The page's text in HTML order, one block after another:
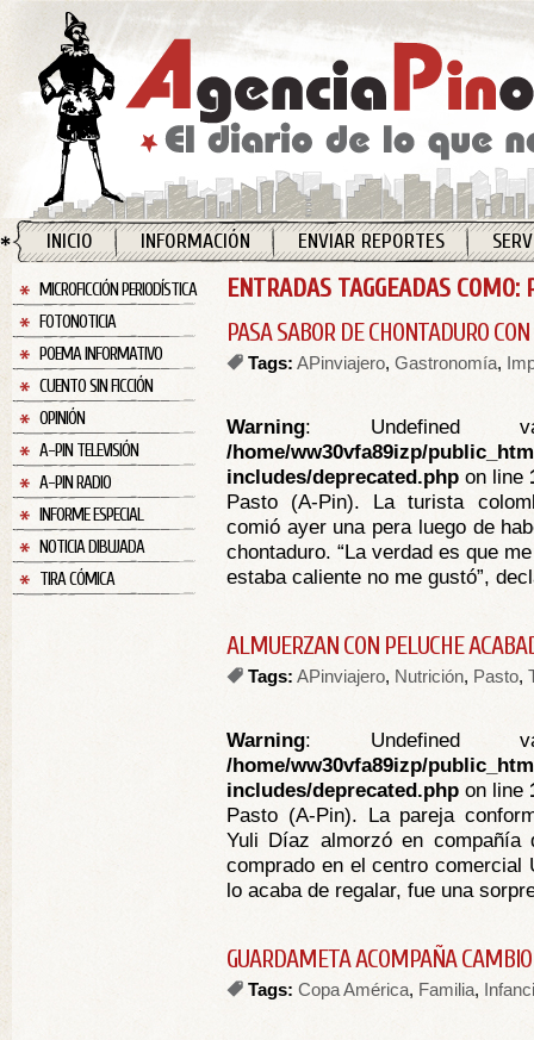
INICIO INFORMACIÓN ENVIAR REPORTES
MICROFICCIÓN PERIODÍSTICA
FOTONOTICIA
POEMA INFORMATIVO
CUENTO SIN FICCIÓN
OPINIÓN
A-PIN TELEVISIÓN
A-PIN RADIO
INFORME ESPECIAL
NOTICIA DIBUJADA
TIRA CÓMICA
ENTRADAS TAGGEADAS COMO:
PASA SABOR DE CHONTADURO
Tags: APinviajero, Gastronomía,
Warning: Undefined
/home/ww30vfa89izp/
includes/deprecated.php on line
Pasto (A-Pin). La turista
comió ayer una pera luego de
chontaduro. “La verdad es que
estaba caliente no me gustó”,
ALMUERZAN CON PELUCHE
Tags: APinviajero, Nutrición, Pasto,
Warning: Undefined
/home/ww30vfa89izp/
includes/deprecated.php on line
Pasto (A-Pin). La pareja
Yuli Díaz almorzó en
comprado en el centro comercial
lo acaba de regalar, fue una
GUARDAMETA ACOMPAÑA
Tags: Copa América, Familia,